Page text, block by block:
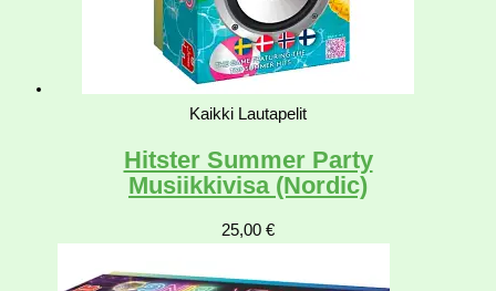
Kaikki Lautapelit
Hitster Summer Party
Musiikkivisa (Nordic)
25,00 €